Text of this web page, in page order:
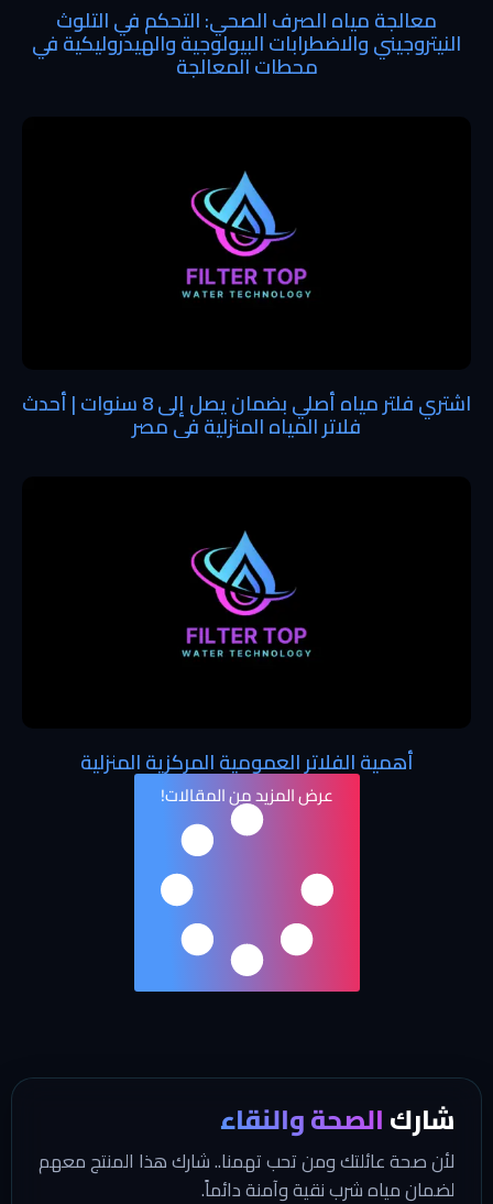
معالجة مياه الصرف الصحي: التحكم في التلوث
النيتروجيني والاضطرابات البيولوجية والهيدروليكية في
محطات المعالجة
اشتري فلتر مياه أصلي بضمان يصل إلى 8 سنوات | أحدث
فلاتر المياه المنزلية في مصر
أهمية الفلاتر العمومية المركزية المنزلية
عرض المزيد من المقالات!
شاركالصحة والنقاء
لأن صحة عائلتك ومن تحب تهمنا.. شارك هذا المنتج معهم
لضمان مياه شرب نقية وآمنة دائماً.